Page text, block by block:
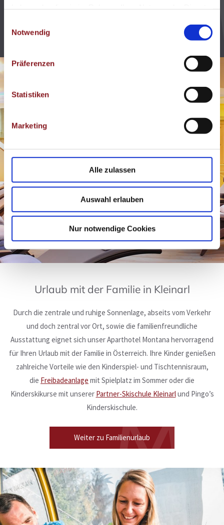
w
i
l
i
n
u
s
w
a
h
l
Notwendig
Präferenzen
Statistiken
Marketing
Alle zulassen
Auswahl erlauben
Nur notwendige Cookies
Urlaub mit der Familie in Kleinarl
Durch die zentrale und ruhige Sonnenlage, abseits vom Verkehr
und doch zentral vor Ort, sowie die familienfreundliche
Ausstattung eignet sich unser Aparthotel Montana hervorragend
für Ihren Urlaub mit der Familie in Österreich. Ihre Kinder genießen
zahlreiche Vorteile wie den Kinderspiel- und Tischtennisraum,
die Freibadeanlage mit Spielplatz im Sommer oder die
Kinderskikurse mit unserer Partner-Skischule Kleinarlund Pingo’s
Kinderskischule.
Weiter zu Familienurlaub